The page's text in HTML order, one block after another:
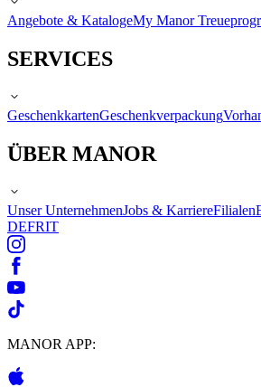
Angebote & KatalogeMy Manor
SERVICES
GeschenkkartenGeschenkverpackung
ÜBER MANOR
Unser UnternehmenJobs & KarriereFilialen
DEFRIT
MANOR APP: